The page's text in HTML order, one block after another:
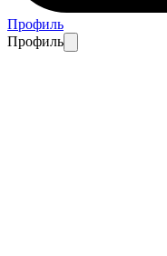
Профиль
Профиль